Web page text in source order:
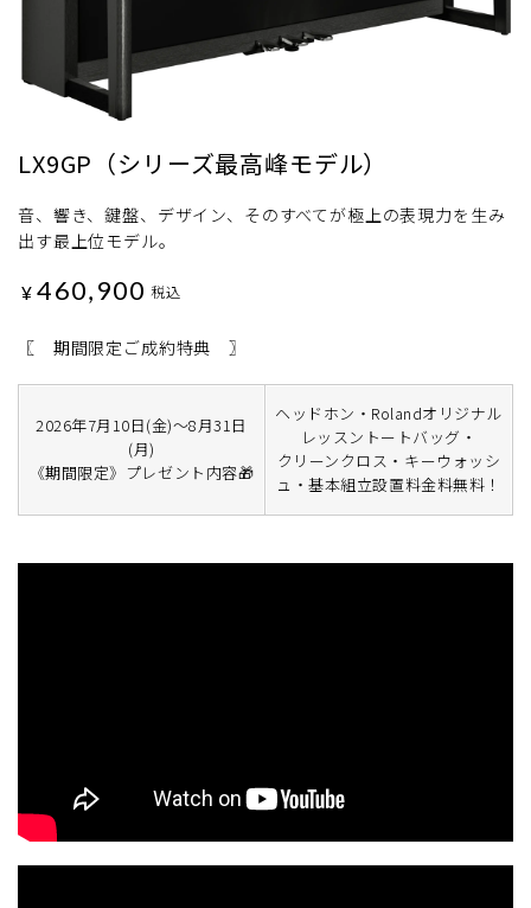
LX9GP（シリーズ最高峰モデル）
音、響き、鍵盤、デザイン、そのすべてが極上の表現力を生み
出す最上位モデル。
¥ 460,900 税込
〖 期間限定ご成約特典 〗
2026年7月10日(金)～8月31日
(月)
《期間限定》プレゼント内容🎁
ヘッドホン・Rolandオリジナル
レッスントートバッグ・
クリーンクロス・キーウォッシ
ュ・基本組立設置料金料無料！